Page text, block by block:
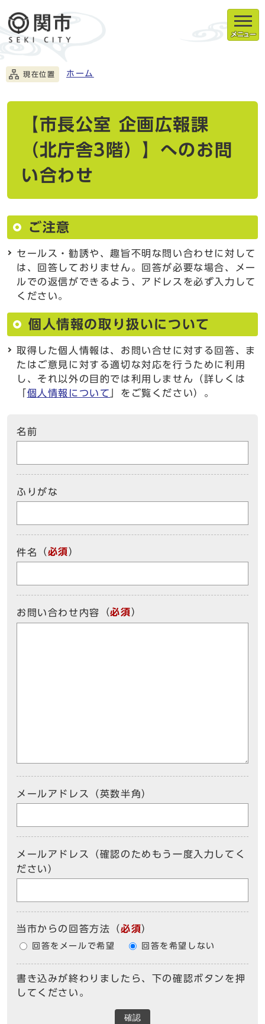
メニュー
現在位置 ホーム
【市長公室 企画広報課
（北庁舎3階）】へのお問
い合わせ
ご注意
セールス・勧誘や、趣旨不明な問い合わせに対して
は、回答しておりません。回答が必要な場合、メー
ルでの返信ができるよう、アドレスを必ず入力して
ください。
個人情報の取り扱いについて
取得した個人情報は、お問い合せに対する回答、ま
たはご意見に対する適切な対応を行うために利用
し、それ以外の目的では利用しません（詳しくは
「個人情報について 」をご覧ください）。
名前
ふりがな
件名 （必須）
お問い合わせ内容 （必須）
メールアドレス（英数半角）
メールアドレス（確認のためもう一度入力してく
ださい）
当市からの回答方法 （必須）
回答をメールで希望 回答を希望しない
書き込みが終わりましたら、下の確認ボタンを押
してください。
確認